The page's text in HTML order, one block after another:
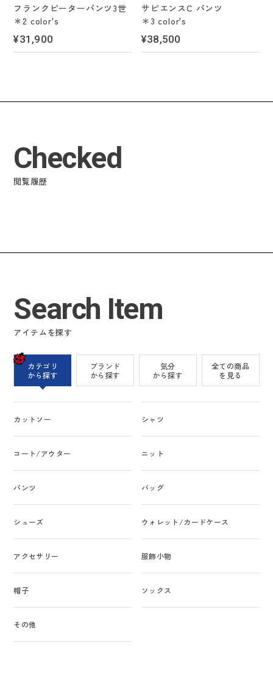
フランクピーターパンツ3世
＊2 color's
¥31,900
サピエンスC パンツ
＊3 color's
¥38,500
Checked
閲覧履歴
Search Item
アイテムを探す
カテゴリ
から探す
ブランド
から探す
気分
から探す
全ての商品
を見る
カットソー シャツ
コート/アウター ニット
パンツ バッグ
シューズ ウォレット/カードケース
アクセサリー 服飾小物
帽子 ソックス
その他